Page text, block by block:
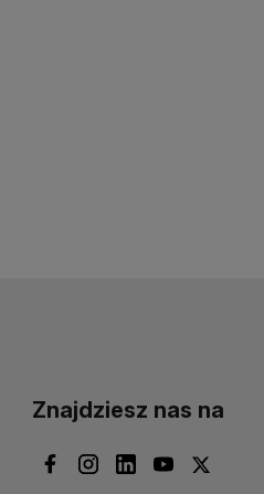
Znajdziesz nas na